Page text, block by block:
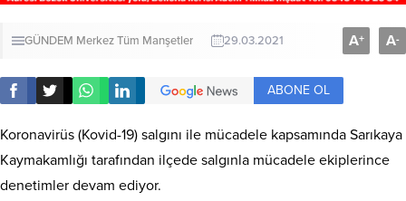
GÜNDEM MerkezTüm Manşetler 29.03.2021 A+ A-
ABONE OL
Koronavirüs (Kovid-19) salgını ile mücadele kapsamında Sarıkaya
Kaymakamlığı tarafından ilçede salgınla mücadele ekiplerince
denetimler devam ediyor.